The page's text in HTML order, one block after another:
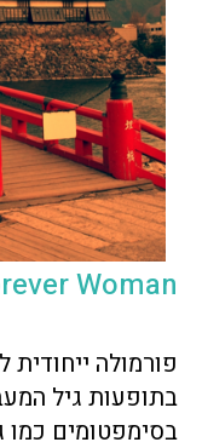
Woman
פורמולה
בתופעות גיל
בסימפטומים כמו